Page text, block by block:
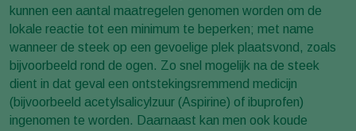
kunnen een aantal maatregelen genomen worden om de
lokale reactie tot een minimum te beperken; met name
wanneer de steek op een gevoelige plek plaatsvond, zoals
bijvoorbeeld rond de ogen. Zo snel mogelijk na de steek
dient in dat geval een ontstekingsremmend medicijn
(bijvoorbeeld acetylsalicylzuur (Aspirine) of ibuprofen)
ingenomen te worden. Daarnaast kan men ook koude